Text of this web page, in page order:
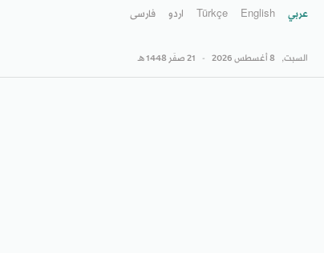
عربي English
Türkçe اردو فارسى
السبت, 8 أغسطس 2026 - 21 صفَر 1448 هـ